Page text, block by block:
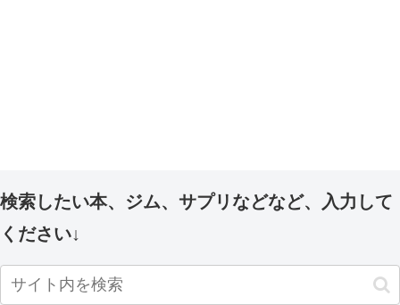
検索したい本、ジム、サプリなどなど、入力して
ください↓